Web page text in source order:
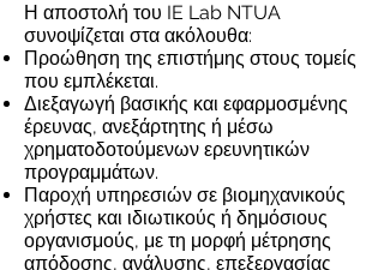
Η αποστολή του IE Lab NTUA
συνοψίζεται στα ακόλουθα:
Προώθηση της επιστήμης στους τομείς
που εμπλέκεται.
Διεξαγωγή βασικής και εφαρμοσμένης
έρευνας, ανεξάρτητης ή μέσω
χρηματοδοτούμενων ερευνητικών
προγραμμάτων.
Παροχή υπηρεσιών σε βιομηχανικούς
χρήστες και ιδιωτικούς ή δημόσιους
οργανισμούς, με τη μορφή μέτρησης
απόδοσης, ανάλυσης, επεξεργασίας